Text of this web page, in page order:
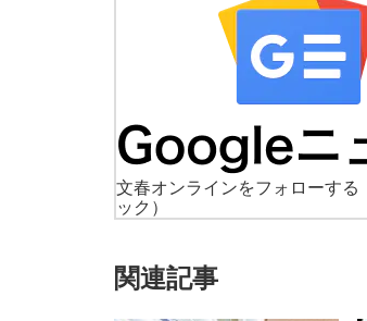
文春オンラインをフォローする
ック）
関連記事